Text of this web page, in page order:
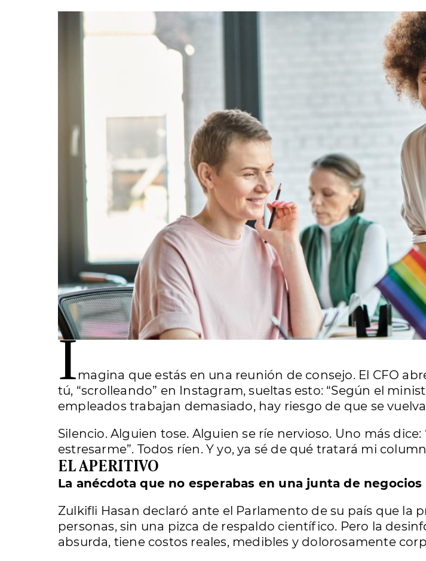
Imagina que estás en una reunión de consejo. El CFO
tú, “scrolleando” en Instagram, sueltas esto: “Según el
empleados trabajan demasiado, hay riesgo de que se
Silencio. Alguien tose. Alguien se ríe nervioso. Uno más
estresarme”. Todos ríen. Y yo, ya sé de qué tratará mi
EL APERITIVO
La anécdota que no esperabas en una junta de negocios
Zulkifli Hasan declaró ante el Parlamento de su país que la
personas, sin una pizca de respaldo científico. Pero la
absurda, tiene costos reales, medibles y dolorosamente